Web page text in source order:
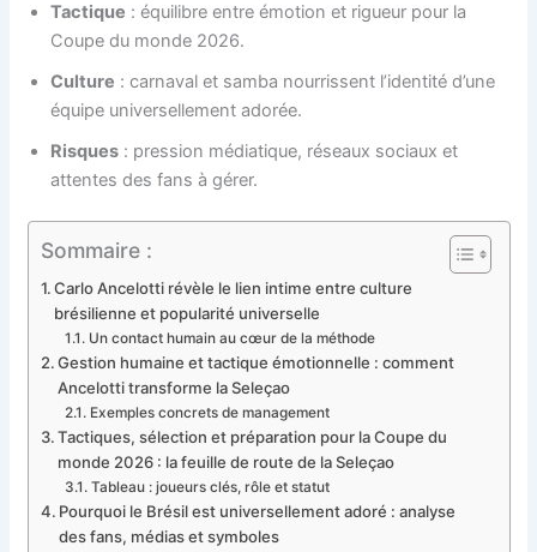
Tactique : équilibre entre émotion et rigueur pour la
Coupe du monde 2026.
Culture : carnaval et samba nourrissent l’identité d’une
équipe universellement adorée.
Risques : pression médiatique, réseaux sociaux et
attentes des fans à gérer.
Sommaire :
Carlo Ancelotti révèle le lien intime entre culture
brésilienne et popularité universelle
Un contact humain au cœur de la méthode
Gestion humaine et tactique émotionnelle : comment
Ancelotti transforme la Seleçao
Exemples concrets de management
Tactiques, sélection et préparation pour la Coupe du
monde 2026 : la feuille de route de la Seleçao
Tableau : joueurs clés, rôle et statut
Pourquoi le Brésil est universellement adoré : analyse
des fans, médias et symboles